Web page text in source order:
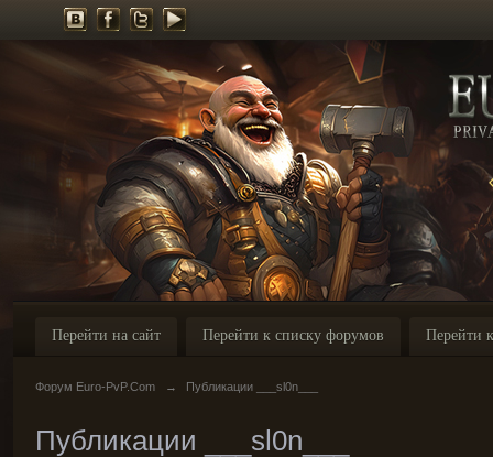
Перейти на сайт Перейти к списку форумов Перейти
Форум Euro-PvP.Com → Публикации ___sl0n___
Публикации ___sl0n___